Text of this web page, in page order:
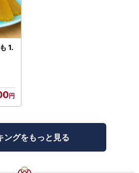
1.
ングをもっと見る